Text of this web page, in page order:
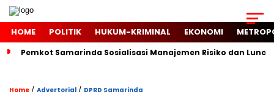
HOME POLITIK HUKUM-KRIMINAL EKONOMI
Pemkot Samarinda Sosialisasi Manajemen Risiko dan
Home / Advertorial / DPRD Samarinda